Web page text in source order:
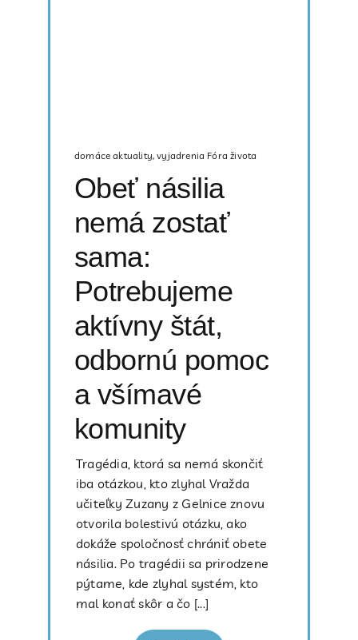
domáce aktuality,vyjadrenia Fóra života
Obeť násilia
nemá zostať
sama:
Potrebujeme
aktívny štát,
odbornú pomoc
a všímavé
komunity
Tragédia, ktorá sa nemá skončiť
iba otázkou, kto zlyhal Vražda
učiteľky Zuzany z Gelnice znovu
otvorila bolestivú otázku, ako
dokáže spoločnosť chrániť obete
násilia. Po tragédii sa prirodzene
pýtame, kde zlyhal systém, kto
mal konať skôr a čo [...]